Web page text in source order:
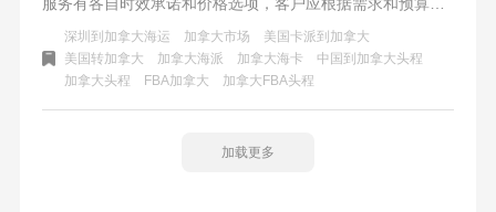
择。注意潜在延误风险和赔偿政策，特别是冬季塞港和拥堵
时。确保物流方案满足企业运营需求，选择最佳方案是关
键。
深圳到加拿大海运 加拿大市场
美国卡派到加拿大
美国转加拿大
加拿大海派 加拿大海卡
中国到加拿大头程
加拿大头程
FBA加拿大 加拿大FBA头程
加载更多